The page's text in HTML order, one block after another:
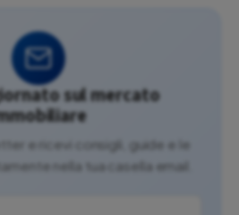
sul mercato
e ricevi consigli, guide e le
nella tua casella email.